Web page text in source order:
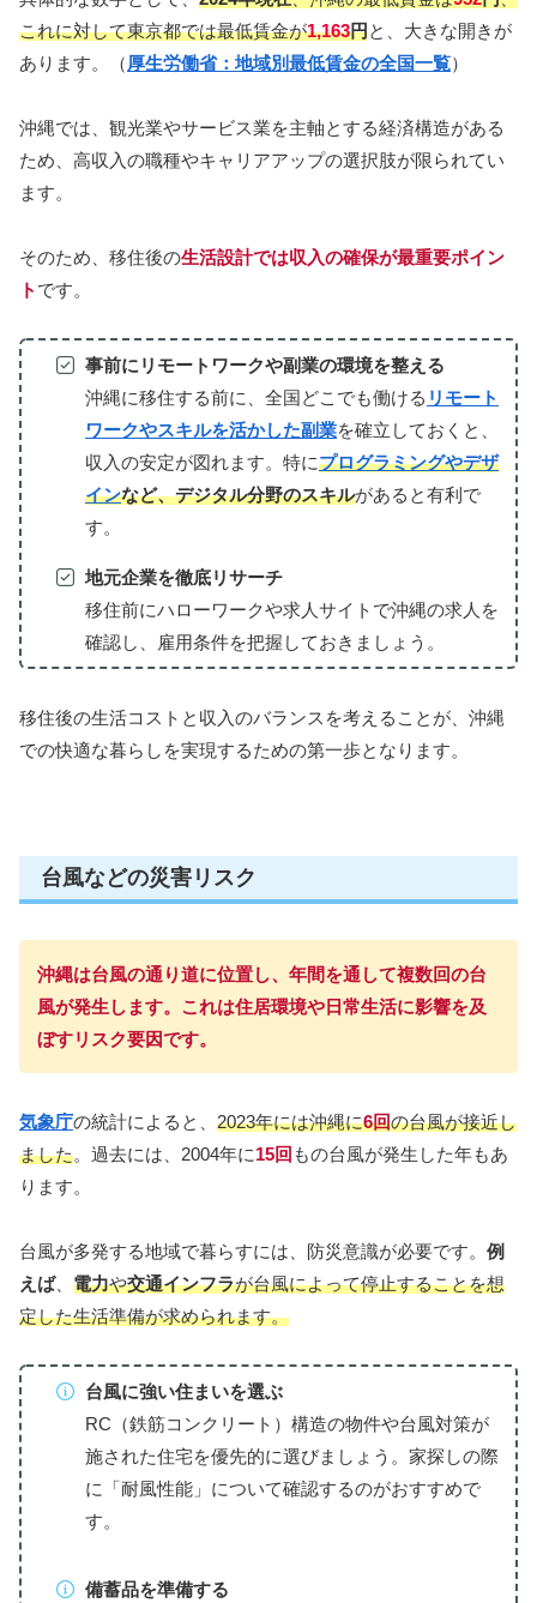
これに対して東京都では最低賃金が1,163円と、大きな開きが
あります。（厚生労働省：地域別最低賃金の全国一覧）
沖縄では、観光業やサービス業を主軸とする経済構造がある
ため、高収入の職種やキャリアアップの選択肢が限られてい
ます。
そのため、移住後の生活設計では収入の確保が最重要ポイン
ト です。
事前にリモートワークや副業の環境を整える
沖縄に移住する前に、全国どこでも働ける リモート
ワークやスキルを活かした副業を確立しておくと、
収入の安定が図れます。特にプログラミングやデザ
インなど、デジタル分野のスキルがあると有利で
す。
地元企業を徹底リサーチ
移住前にハローワークや求人サイトで沖縄の求人を
確認し、雇用条件を把握しておきましょう。
移住後の生活コストと収入のバランスを考えることが、沖縄
での快適な暮らしを実現するための第一歩となります。
台風などの災害リスク
沖縄は台風の通り道に位置し、年間を通して複数回の台
風が発生します。これは住居環境や日常生活に影響を及
ぼすリスク要因です。
気象庁の統計によると、 2023年には沖縄に6回の台風が接近し
ました。過去には、2004年に15回 もの台風が発生した年もあ
ります。
台風が多発する地域で暮らすには、防災意識が必要です。 例
えば、 電力や交通インフラが台風によって停止することを想
定した生活準備が求められます。
台風に強い住まいを選ぶ
RC（鉄筋コンクリート）構造の物件や台風対策が
施された住宅を優先的に選びましょう。家探しの際
に「耐風性能」について確認するのがおすすめで
す。
備蓄品を準備する